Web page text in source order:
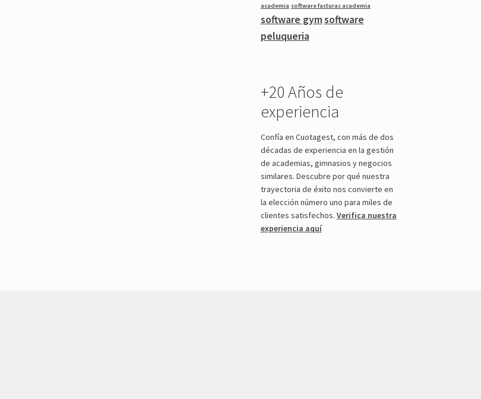
academia software facturas academia
software gymsoftware
peluqueria
+20 Años de
experiencia
Confía en Cuotagest, con más de dos
décadas de experiencia en la gestión
de academias, gimnasios y negocios
similares. Descubre por qué nuestra
trayectoria de éxito nos convierte en
la elección número uno para miles de
clientes satisfechos. Verifica nuestra
experiencia aquí